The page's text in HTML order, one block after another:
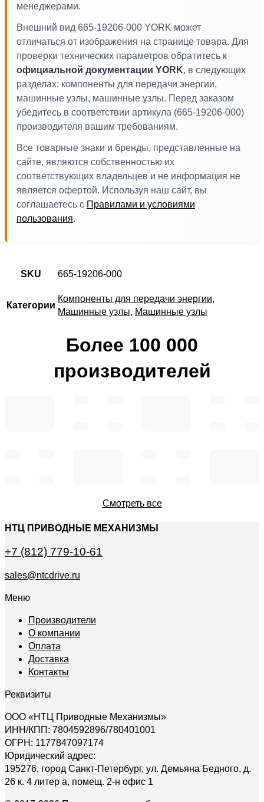
менеджерами.
Внешний вид 665-19206-000 YORK может
отличаться от изображения на странице товара. Для
проверки технических параметров обратитесь к
официальной документации YORK, в следующих
разделах: компоненты для передачи энергии,
машинные узлы, машинные узлы. Перед заказом
убедитесь в соответствии артикула (665-19206-000)
производителя вашим требованиям.
Все товарные знаки и бренды, представленные на
сайте, являются собственностью их
соответствующих владельцев и не информация не
является офертой. Используя наш сайт, вы
соглашаетесь с Правилами и условиями
пользования.
SKU 665-19206-000
Категории
Компоненты для передачи энергии,
Машинные узлы, Машинные узлы
Более 100 000
производителей
Смотреть все
НТЦ ПРИВОДНЫЕ МЕХАНИЗМЫ
+7 (812) 779-10-61
sales@ntcdrive.ru
Меню
Производители
О компании
Оплата
Доставка
Контакты
Реквизиты
ООО «НТЦ Приводные Механизмы»
ИНН/КПП: 7804592896/780401001
ОГРН: 1177847097174
Юридический адрес:
195276, город Санкт-Петербург, ул. Демьяна Бедного, д.
26 к. 4 литер а, помещ. 2-н офис 1